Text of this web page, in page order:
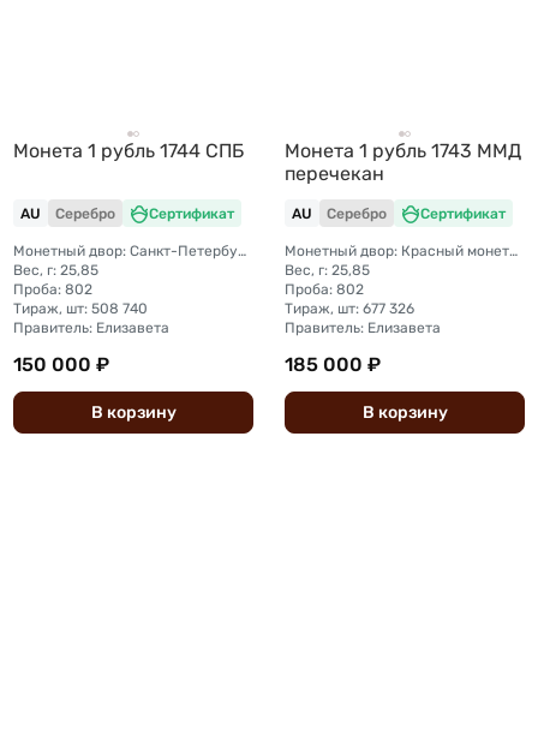
Монета 1 рубль 1744 СПБ
AU Серебро Сертификат
Монетный двор: Санкт-Петербургский монетный двор
Вес, г: 25,85
Проба: 802
Тираж, шт: 508 740
Правитель: Елизавета
150 000 ₽
В корзину
Монета 1 рубль 1743 ММД
перечекан
AU Серебро Сертификат
Монетный двор: Красный монетный двор (Москва)
Вес, г: 25,85
Проба: 802
Тираж, шт: 677 326
Правитель: Елизавета
185 000 ₽
В корзину